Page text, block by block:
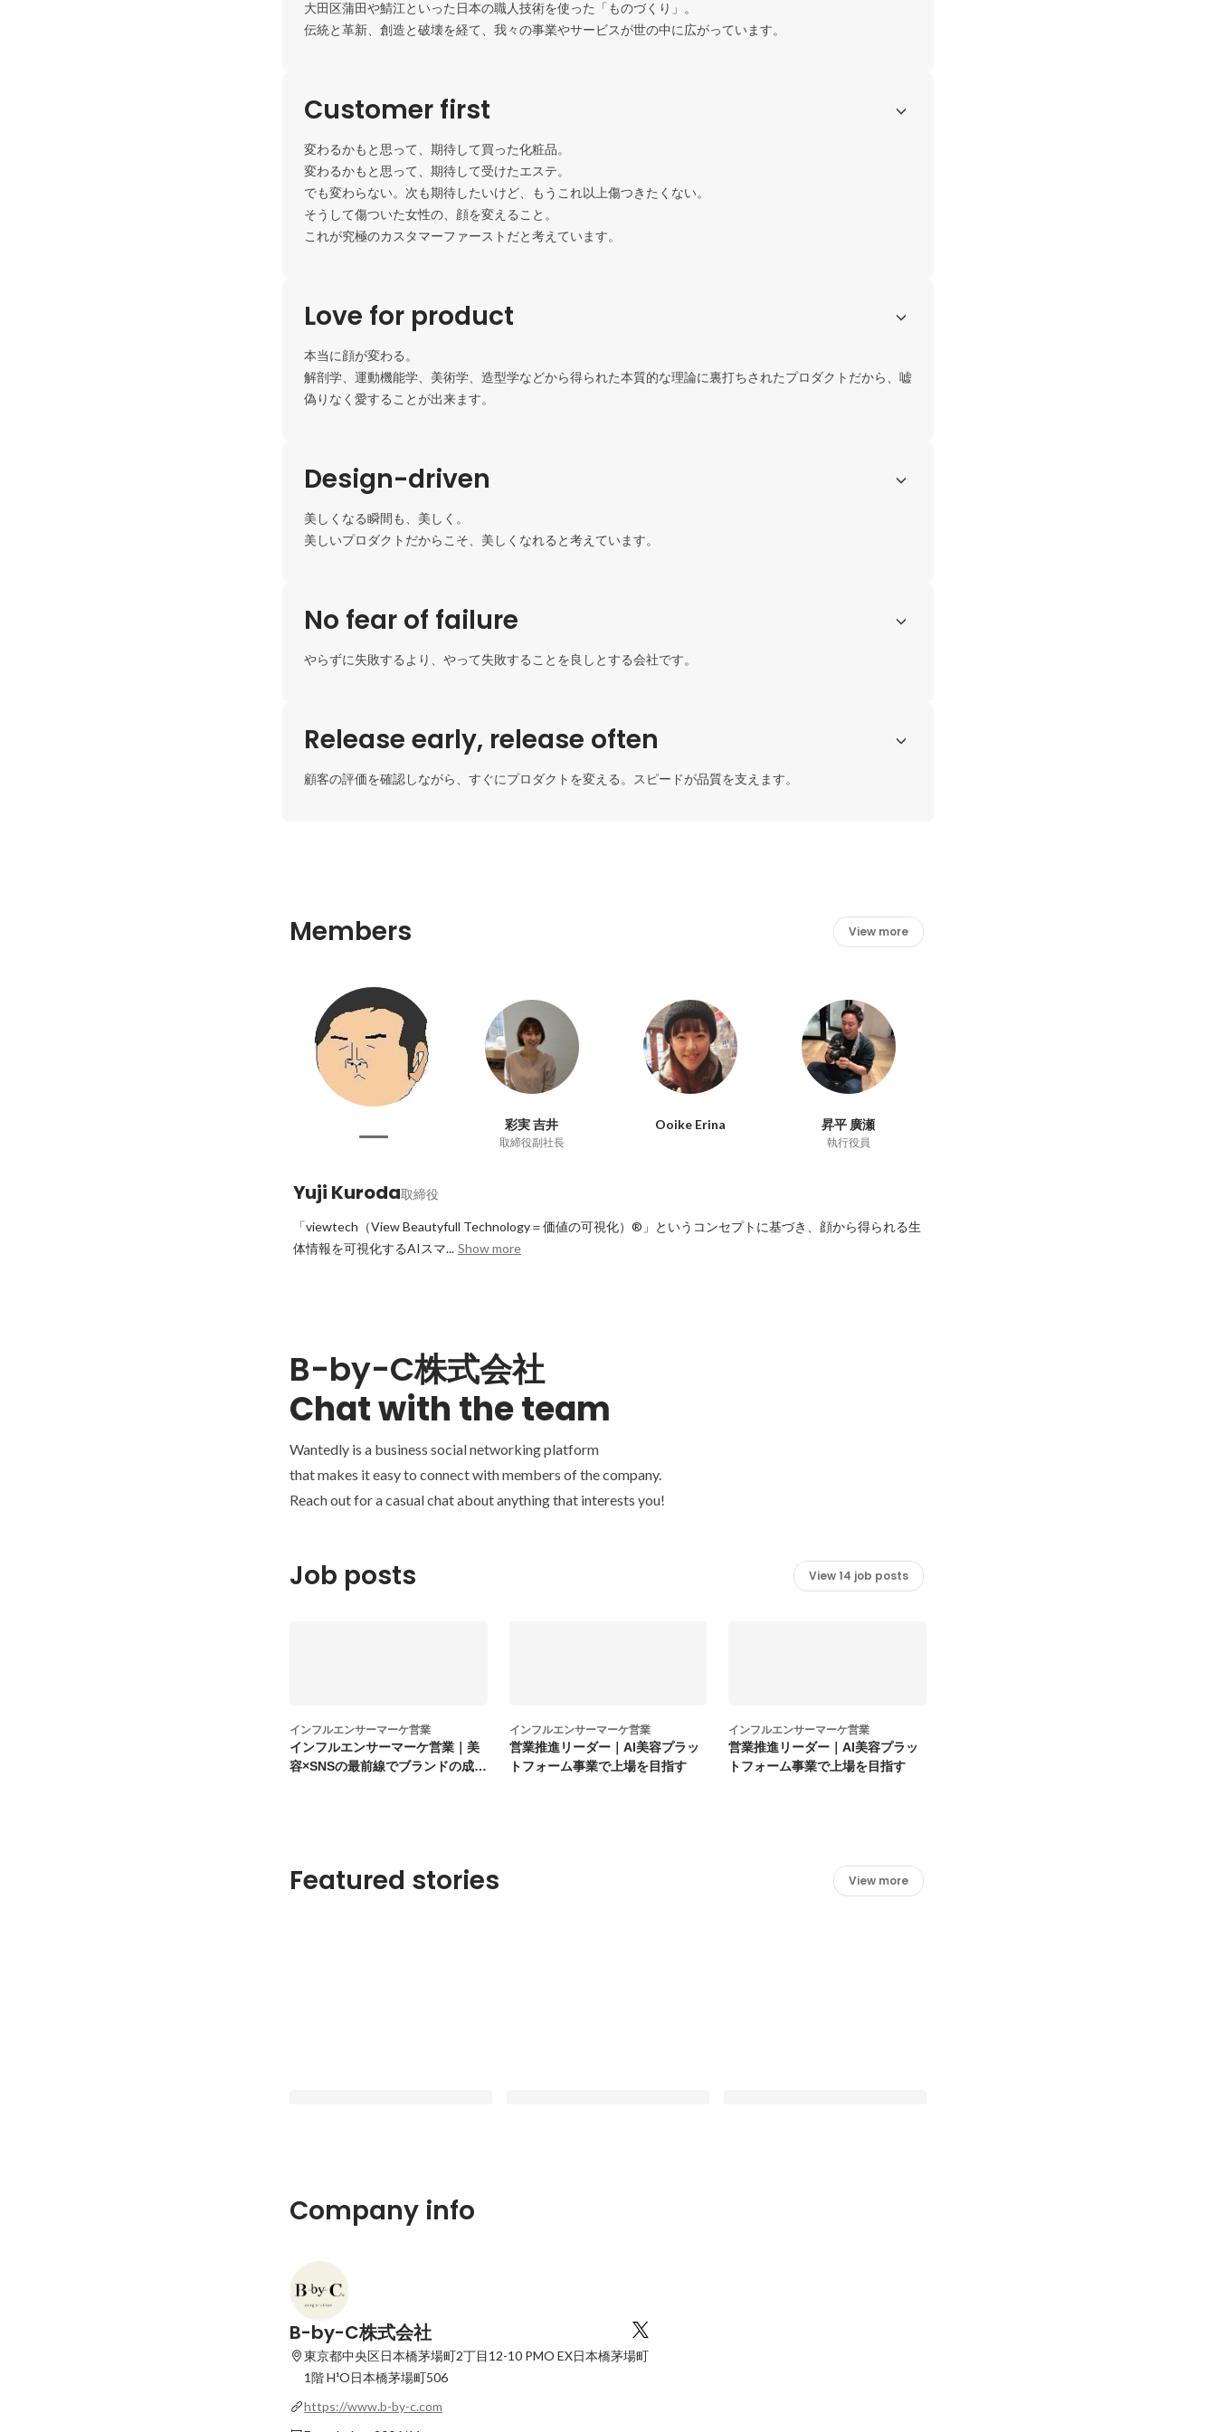
大田区蒲田や鯖江といった日本の職人技術を使った「ものづくり」。
伝統と革新、創造と破壊を経て、我々の事業やサービスが世の中に広がっています。
Customer first
変わるかもと思って、期待して買った化粧品。
変わるかもと思って、期待して受けたエステ。
でも変わらない。次も期待したいけど、もうこれ以上傷つきたくない。
そうして傷ついた女性の、顔を変えること。
これが究極のカスタマーファーストだと考えています。
Love for product
本当に顔が変わる。
解剖学、運動機能学、美術学、造型学などから得られた本質的な理論に裏打ちされたプロダクトだから、嘘
偽りなく愛することが出来ます。
Design-driven
美しくなる瞬間も、美しく。
美しいプロダクトだからこそ、美しくなれると考えています。
No fear of failure
やらずに失敗するより、やって失敗することを良しとする会社です。
Release early, release often
顧客の評価を確認しながら、すぐにプロダクトを変える。スピードが品質を支えます。
Members View more
彩実 吉井
取締役副社長
Ooike Erina 昇平 廣瀬
執行役員
Yuji Kuroda取締役
「viewtech（View Beautyfull Technology＝価値の可視化）®」というコンセプトに基づき、顔から得られる生
体情報を可視化するAIスマ... Show more
B-by-C株式会社
Chat with the team
Wantedly is a business social networking platform
that makes it easy to connect with members of the company.
Reach out for a casual chat about anything that interests you!
Job posts View 14 job posts
インフルエンサーマーケ営業
インフルエンサーマーケ営業｜美
容×SNSの最前線でブランドの成長
インフルエンサーマーケ営業
営業推進リーダー｜AI美容プラッ
トフォーム事業で上場を目指す
インフルエンサーマーケ営業
営業推進リーダー｜AI美容プラッ
トフォーム事業で上場を目指す
Featured stories View more
「顔を変える」の先にある未来を創
る。B-by-CがFACE ATELiER事業
Company info
B-by-C株式会社
東京都中央区日本橋茅場町2丁目12-10 PMO EX日本橋茅場町
1階 H¹O日本橋茅場町506
https://www.b-by-c.com